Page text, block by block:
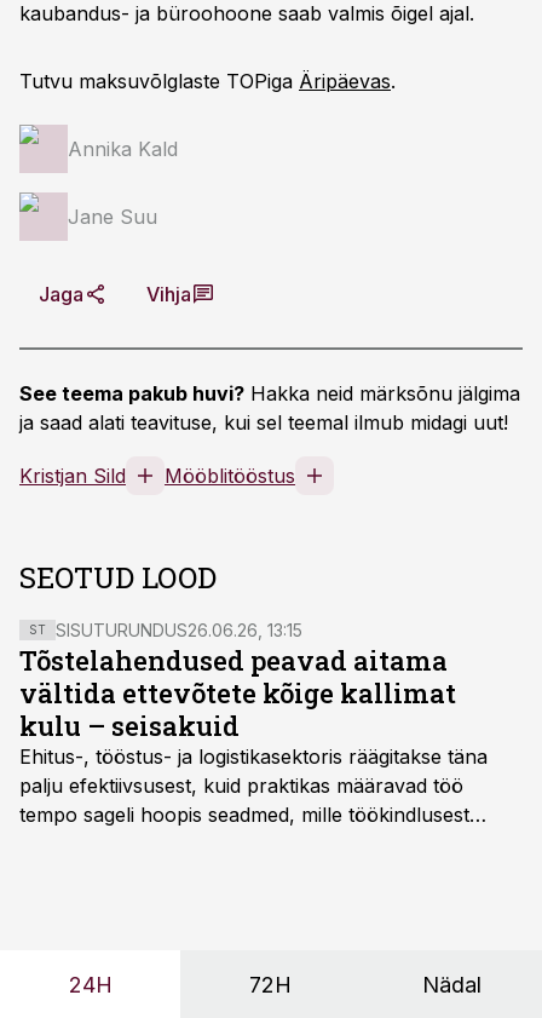
kaubandus- ja büroohoone saab valmis õigel ajal.
Tutvu maksuvõlglaste TOPiga Äripäevas.
Annika Kald
Jane Suu
Jaga Vihja
See teema pakub huvi? Hakka neid märksõnu jälgima
ja saad alati teavituse, kui sel teemal ilmub midagi uut!
Kristjan Sild Mööblitööstus
SEOTUD LOOD
ST SISUTURUNDUS26.06.26, 13:15
Tõstelahendused peavad aitama
vältida ettevõtete kõige kallimat
kulu – seisakuid
Ehitus-, tööstus- ja logistikasektoris räägitakse täna
palju efektiivsusest, kuid praktikas määravad töö
tempo sageli hoopis seadmed, mille töökindlusest
24H 72H Nädal